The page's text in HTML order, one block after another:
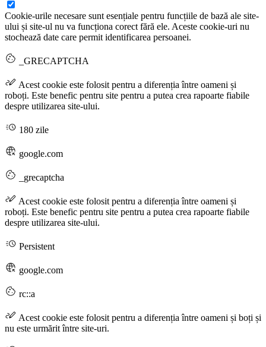
Cookie-urile necesare sunt esențiale pentru funcțiile de bază ale site-
ului și site-ul nu va funcționa corect fără ele. Aceste cookie-uri nu
stochează date care permit identificarea persoanei.
_GRECAPTCHA
Acest cookie este folosit pentru a diferenția între oameni și
roboți. Este benefic pentru site pentru a putea crea rapoarte fiabile
despre utilizarea site-ului.
180 zile
google.com
_grecaptcha
Acest cookie este folosit pentru a diferenția între oameni și
roboți. Este benefic pentru site pentru a putea crea rapoarte fiabile
despre utilizarea site-ului.
Persistent
google.com
rc::a
Acest cookie este folosit pentru a diferenția între oameni și boți și
nu este urmărit între site-uri.